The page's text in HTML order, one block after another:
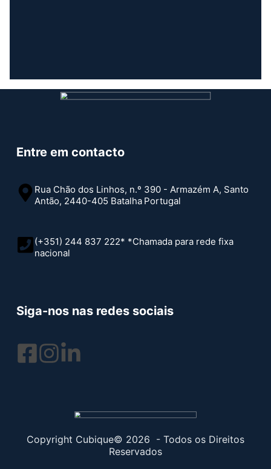
Entre em contacto
Rua Chão dos Linhos, n.º 390 - Armazém A, Santo
Antão, 2440-405 Batalha Portugal
(+351) 244 837 222* *Chamada para rede fixa
nacional
Siga-nos nas redes sociais
Copyright Cubique© 2026 - Todos os Direitos
Reservados